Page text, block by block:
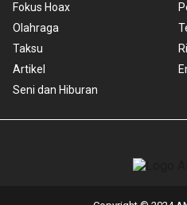
Fokus Hoax
Olahraga
Taksu
Artikel
Seni dan Hiburan